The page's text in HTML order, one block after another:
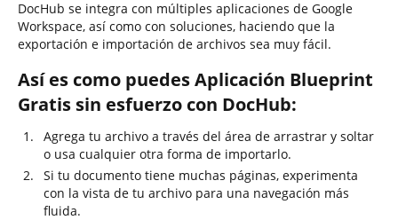
DocHub se integra con múltiples aplicaciones de Google
Workspace, así como con soluciones, haciendo que la
exportación e importación de archivos sea muy fácil.
Así es como puedes Aplicación Blueprint
Gratis sin esfuerzo con DocHub:
Agrega tu archivo a través del área de arrastrar y soltar
o usa cualquier otra forma de importarlo.
Si tu documento tiene muchas páginas, experimenta
con la vista de tu archivo para una navegación más
fluida.